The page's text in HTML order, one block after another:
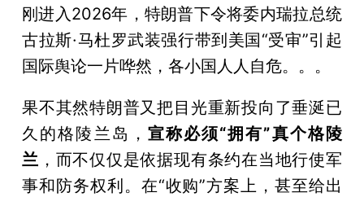
刚进入2026年，特朗普下令将委内瑞拉总统
古拉斯·马杜罗武装强行带到美国“受审”引起
国际舆论一片哗然，各小国人人自危。。。
果不其然特朗普又把目光重新投向了垂涎已
久的格陵兰岛， 宣称必须“拥有”真个格陵
兰 ，而不仅仅是依据现有条约在当地行使军
事和防务权利。在“收购”方案上，甚至给出